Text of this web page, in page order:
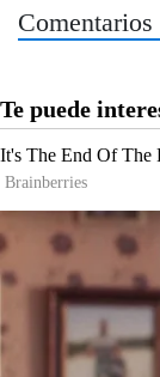
Comentarios